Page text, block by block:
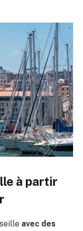
à partir
avec des